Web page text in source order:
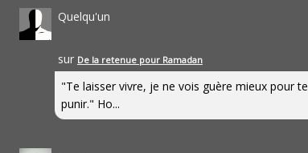
Quelqu'un
sur De la retenue pour Ramadan
"Te laisser vivre, je ne vois guère mieux pour te
punir." Ho...